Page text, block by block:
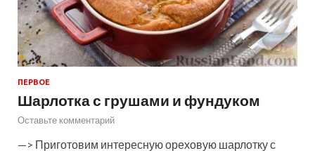
ПЕРВОЕ
Шарлотка с грушами и фундуком
Оставьте комментарий
—> Приготовим интересную ореховую шарлотку с